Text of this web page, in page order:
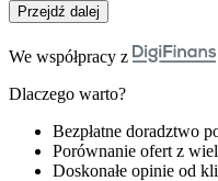
Przejdź dalej
We współpracy z
Dlaczego warto?
Bezpłatne doradztwo
Porównanie ofert z
Doskonałe opinie od